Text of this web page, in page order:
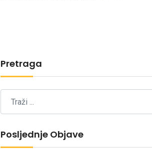
Pretraga
Posljednje Objave